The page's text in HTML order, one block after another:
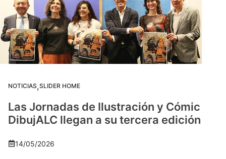
NOTICIAS,SLIDER HOME
Las Jornadas de Ilustración y Cómic
DibujALC llegan a su tercera edición
14/05/2026